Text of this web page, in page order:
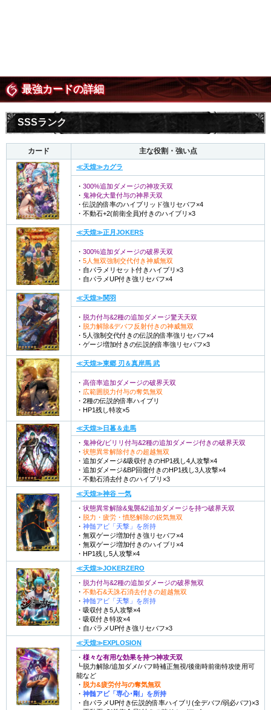
最強カードの詳細
SSSランク
カード 主な役割・強い点
≪天煌≫カグラ
・ 300%追加ダメージの神攻天双
・ 鬼神化大量付与の神界天双
・伝説的倍率のハイブリッド強リセバフ×4
・不動石+2(前衛全員)付きのハイブリ×3
≪天煌≫正月JOKERS
・ 300%追加ダメージの破界天双
・ 5人無双強制交代付き神威無双
・自パラメリセット付きハイブリ×3
・自パラメUP付き強リセバフ×4
≪天煌≫関羽
・ 脱力付与&2種の追加ダメージ驚天天双
・ 脱力解除&デバフ反射付きの神威無双
・5人強制交代付きの伝説的倍率強リセバフ×4
・ゲージ増加付きの伝説的倍率強リセバフ×3
≪天煌≫東郷 刃＆真岸馬 武
・ 高倍率追加ダメージの破界天双
・ 広範囲脱力付与の奪気無双
・2種の伝説的倍率ハイブリ
・HP1残し特攻×5
≪天煌≫日暮＆走馬
・ 鬼神化/ビリリ付与&2種の追加ダメージ付きの破界天双
・ 状態異常解除付きの超越無双
・追加ダメージ&吸収付きのHP1残し4人攻撃×4
・追加ダメージ&BP回復付きのHP1残し3人攻撃×4
・不動石消去付きのハイブリ×3
≪天煌≫神谷 一気
・ 状態異常解除&鬼襲&2追加ダメージを持つ破界天双
・ 脱力・疲労・憤怒解除の鋭気無双
・ 神髄アビ「天撃」を所持
・無双ゲージ増加付き強リセバフ×4
・無双ゲージ増加付きのハイブリ×4
・HP1残し5人攻撃×4
≪天煌≫JOKERZERO
・ 脱力付与&2種の追加ダメージの破界無双
・ 不動石&天誅石消去付きの超越無双
・ 神髄アビ「天撃」を所持
・吸収付き5人攻撃×4
・吸収付き特攻×4
・自パラメUP付き強リセバフ×3
≪天煌≫EXPLOSION
・ 様々な有用な効果を持つ神攻天双
┗脱力解除/追加ダメ/バフ時補正無視/後衛時前衛特攻使用可
能など
・ 脱力&疲労付与の奪気無双
・ 神髄アビ「専心･剛」を所持
・自パラメUP付き伝説的倍率ハイブリ(全デバフ/弱必バフ)×3